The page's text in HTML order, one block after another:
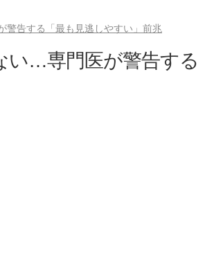
告する「最も見逃しやすい」前兆
い…専門医が警告する